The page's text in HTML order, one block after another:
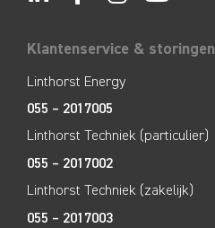
Klantenservice & storingen
Linthorst Energy
055 – 2017005
Linthorst Techniek (particulier)
055 – 2017002
Linthorst Techniek (zakelijk)
055 – 2017003